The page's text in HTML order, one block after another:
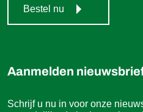
Bestel nu
Aanmelden
Schrijf u nu in voor onze